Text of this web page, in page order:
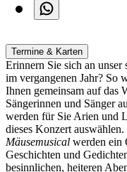
Termine & Karten
Erinnern Sie sich an unser
im vergangenen Jahr? So
Ihnen gemeinsam auf das
Sängerinnen und Sänger
werden für Sie Arien und
dieses Konzert
Mäusemusical werden ein
Geschichten und
besinnlichen, heiteren